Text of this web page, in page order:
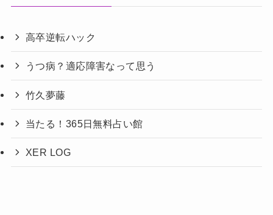
高卒逆転ハック
うつ病？適応障害なって思う
竹久夢藤
当たる！365日無料占い館
XER LOG